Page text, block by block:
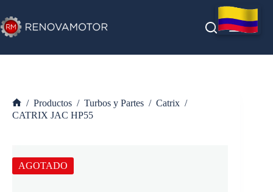
al
contenido
Inicio
/ Productos / Turbos y Partes / Catrix /
CATRIX JAC HP55
AGOTADO